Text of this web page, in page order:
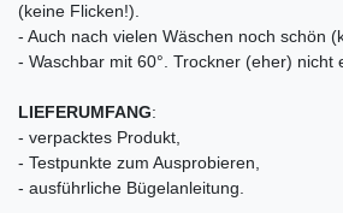
(keine Flicken!).
- Auch nach vielen Wäschen noch schön
- Waschbar mit 60°. Trockner (eher) nicht
LIEFERUMFANG:
- verpacktes Produkt,
- Testpunkte zum Ausprobieren,
- ausführliche Bügelanleitung.